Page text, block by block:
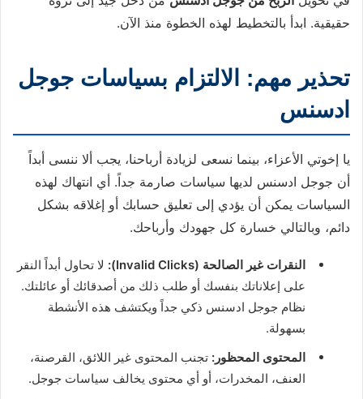
حقيقية. ابدأ بالتخطيط لهذه الخطوة منذ الآن.
تحذير مهم: الالتزام بسياسات جوجل
ادسنس
يا إخوتي الأعزاء، بينما نسعى لزيادة أرباحنا، يجب ألا ننسى أبداً
أن جوجل ادسنس لديها سياسات صارمة جداً. أي انتهاك لهذه
السياسات يمكن أن يؤدي إلى تعليق حسابك أو إغلاقه بشكل
دائم، وبالتالي خسارة كل جهودك وأرباحك.
النقرات غير الصالحة (Invalid Clicks):
لا تحاول أبداً النقر
على إعلاناتك بنفسك أو طلب ذلك من أصدقائك أو عائلتك.
نظام جوجل ادسنس ذكي جداً ويكتشف هذه الأنشطة
بسهولة.
المحتوى المحظور: تجنب المحتوى غير اللائق، القرصنة،
العنف، المخدرات، أو أي محتوى يخالف سياسات جوجل.